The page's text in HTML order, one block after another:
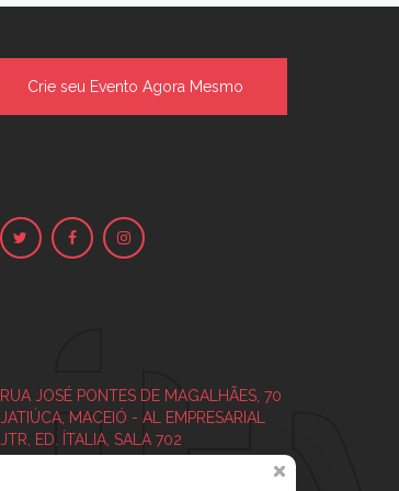
Crie seu Evento Agora Mesmo
RUA JOSÉ PONTES DE MAGALHÃES, 70
JATIÚCA, MACEIÓ - AL
EMPRESARIAL
JTR, ED. ÍTALIA, SALA 702